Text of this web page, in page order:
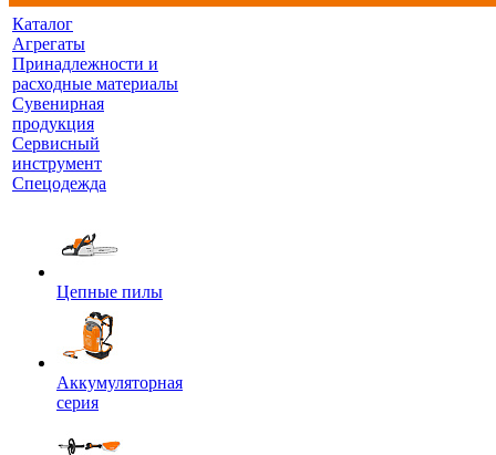
Каталог
Агрегаты
Принадлежности и
расходные материалы
Сувенирная
продукция
Сервисный
инструмент
Спецодежда
Цепные пилы
Аккумуляторная
серия